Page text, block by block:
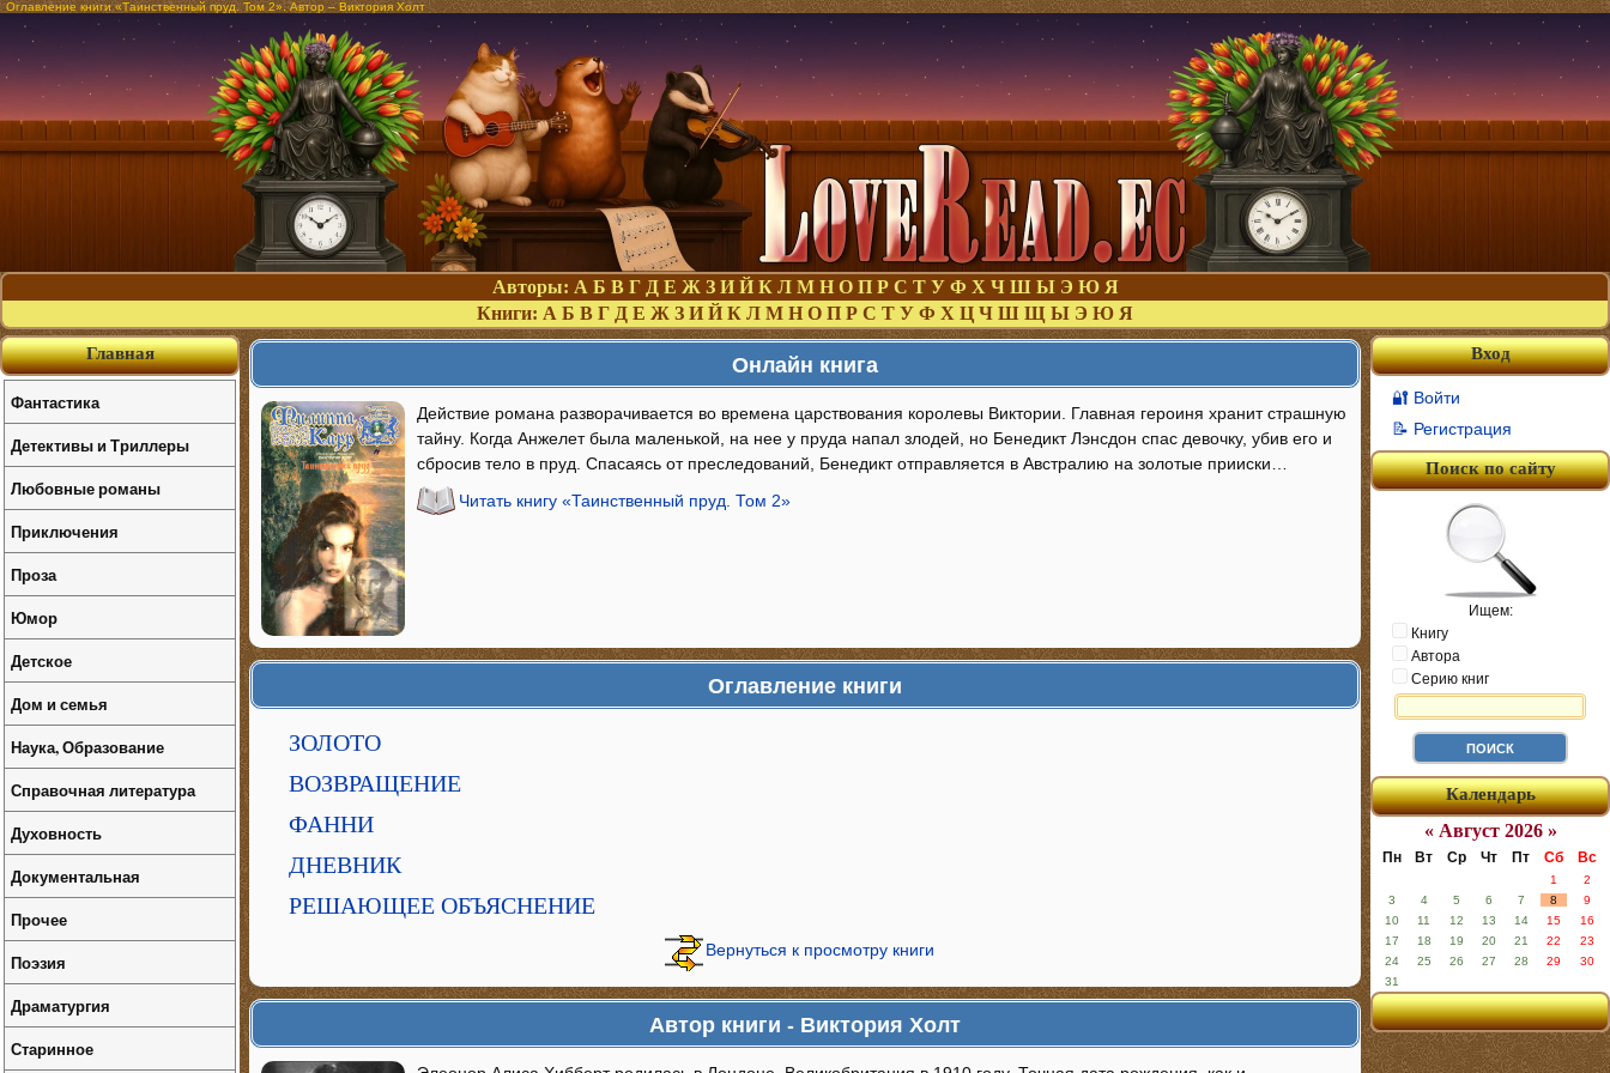
Оглавление книги «Таинственный пруд. Том 2». Автор – Виктория Холт
Авторы: А Б В Г Д Е Ж З И Й К Л М Н О П Р С Т У Ф Х Ч Ш Ы Э Ю Я
Книги: А Б В Г Д Е Ж З И Й К Л М Н О П Р С Т У Ф Х Ц Ч Ш Щ Ы Э Ю Я
Онлайн книга
Действие романа разворачивается во времена царствования королевы Виктории. Главная героиня хранит страшную
тайну. Когда Анжелет была маленькой, на нее у пруда напал злодей, но Бенедикт Лэнсдон спас девочку, убив его и
сбросив тело в пруд. Спасаясь от преследований, Бенедикт отправляется в Австралию на золотые прииски…
Читать книгу «Таинственный пруд. Том 2»
Оглавление книги
ЗОЛОТО
ВОЗВРАЩЕНИЕ
ФАННИ
ДНЕВНИК
РЕШАЮЩЕЕ ОБЪЯСНЕНИЕ
Вернуться к просмотру книги
Автор книги - Виктория Холт
Вход
🔐 Войти
📝 Регистрация
Поиск по сайту
Ищем:
Книгу
Автора
Серию книг
Календарь
« Август 2026 »
Пн Вт Ср Чт Пт Сб Вс
1
2
3
4 5 6 7 8
9
10
11 12 13 14 15
16
17
18 19 20 21 22
23
24
25 26 27 28 29
30
31
Главная
Фантастика
Детективы и Триллеры
Любовные романы
Приключения
Проза
Юмор
Детское
Дом и семья
Наука, Образование
Справочная литература
Духовность
Документальная
Прочее
Поэзия
Драматургия
Старинное